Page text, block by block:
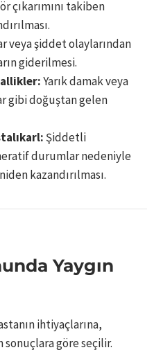
çıkarımını takiben
veya şiddet olaylarından
giderilmesi.
Yarık damak veya
gibi doğuştan gelen
Şiddetli
durumlar nedeniyle
kazandırılması.
Yaygın
ihtiyaçlarına,
göre seçilir.